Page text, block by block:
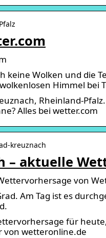
keine Wolken und die
Himmel bei
Rheinland-
Alles bei wetter.com
kreuznach
– aktuelle
von
Am Tag ist es
für
von wetteronline.de